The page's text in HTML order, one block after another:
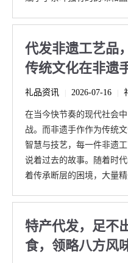
代发非遗工艺品
传统文化在非遗
礼品资讯 2026-07-16
在当今快节奏的现代社会
战。而非遗手作作为传统
智慧与技艺，每一件非遗
说着过去的故事。随着时
着传承断层的困境，大量
特产代发，足不
食，领略八方风